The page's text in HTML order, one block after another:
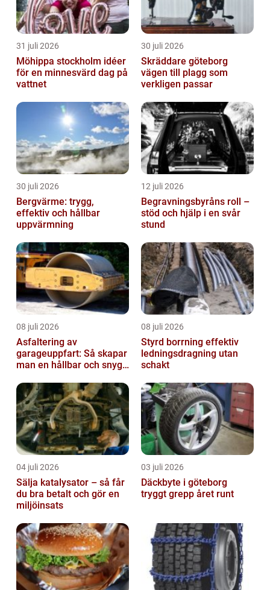
31 juli 2026
Möhippa stockholm idéer
för en minnesvärd dag på
vattnet
30 juli 2026
Skräddare göteborg
vägen till plagg som
verkligen passar
30 juli 2026
Bergvärme: trygg,
effektiv och hållbar
uppvärmning
12 juli 2026
Begravningsbyråns roll –
stöd och hjälp i en svår
stund
08 juli 2026
Asfaltering av
garageuppfart: Så skapar
man en hållbar och snygg
08 juli 2026
Styrd borrning effektiv
ledningsdragning utan
schakt
04 juli 2026
Sälja katalysator – så får
du bra betalt och gör en
miljöinsats
03 juli 2026
Däckbyte i göteborg
tryggt grepp året runt